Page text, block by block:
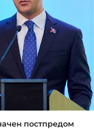
постпредом